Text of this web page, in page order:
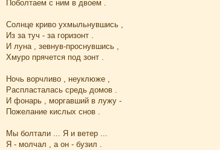
Поболтаем с ним в двоем .
Солнце криво ухмыльнувшись ,
Из за туч - за горизонт .
И луна , зевнув-проснувшись ,
Хмуро прячется под зонт .
Ночь ворчливо , неуклюже ,
Распласталась средь домов .
И фонарь , моргавший в лужу -
Пожелание кислых снов .
Мы болтали ... Я и ветер ...
Я - молчал , а он - бузил .